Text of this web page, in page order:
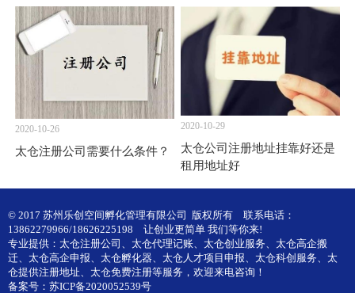
2020-10-26
太仓注册公司需要什么条件？
2020-10-29
太仓公司注册地址挂靠好还是
租用地址好
© 2017 苏州乐创空间孵化管理有限公司 版权所有
联系电话：
13862279966/18626225198
让创业更简单 我们等你来!
专业提供： 太仓注册公司 、 太仓代理记账、 太仓创业服务、 太仓高企搬
迁、 太仓高企申报、 太仓孵化器、 太仓人才项目申报、 太仓科创服务、 太
仓提供注册地址、 太仓免费注册等服务，欢迎来电咨询！
备案号： 苏ICP备2020052539号